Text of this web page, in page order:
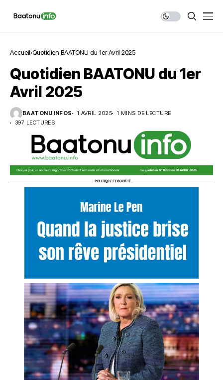
Accueil Quotidien BAATONU du 1er Avril 2025
Quotidien BAATONU du 1er
Avril 2025
BAATONU INFOS 1 AVRIL 2025
1 MINS DE LECTURE
397 LECTURES